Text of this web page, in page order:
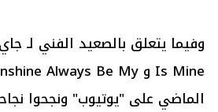
الماضي على "يوتيوب" ونجحوا